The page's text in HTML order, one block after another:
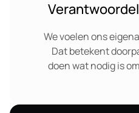
We voelen ons
Dat betekent
doen wat nodig is